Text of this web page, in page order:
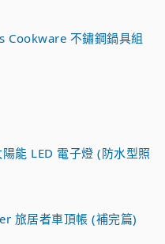
Cookware 不鏽鋼鍋具組
能 LED 電子燈 (防水型照
旅居者車頂帳 (補完篇)